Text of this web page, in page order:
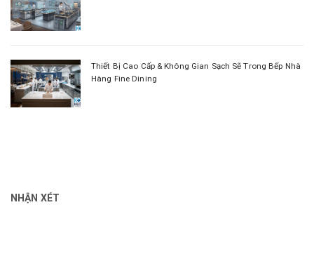
Thiết Bị Cao Cấp & Không Gian Sạch Sẽ Trong Bếp Nhà
Hàng Fine Dining
NHẬN XÉT